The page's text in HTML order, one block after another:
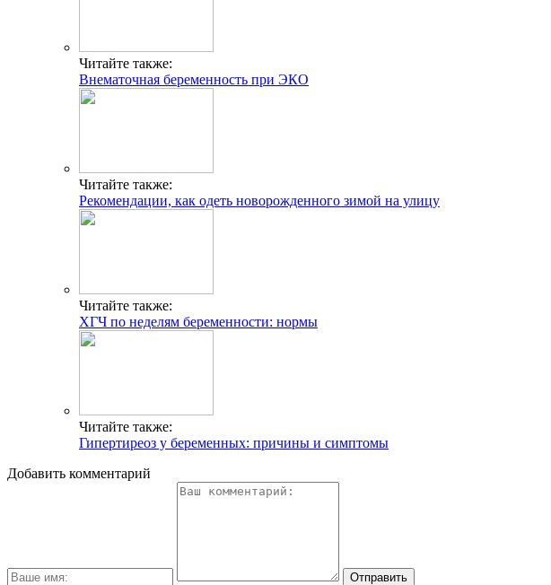
Читайте также:
Внематочная беременность при ЭКО
Читайте также:
Рекомендации, как одеть новорожденного зимой на улицу
Читайте также:
ХГЧ по неделям беременности: нормы
Читайте также:
Гипертиреоз у беременных: причины и симптомы
Добавить комментарий